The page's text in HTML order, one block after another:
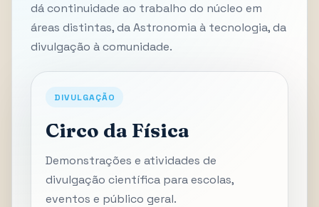
dá continuidade ao trabalho do núcleo em
áreas distintas, da Astronomia à tecnologia, da
divulgação à comunidade.
DIVULGAÇÃO
Circo da Física
Demonstrações e atividades de
divulgação científica para escolas,
eventos e público geral.